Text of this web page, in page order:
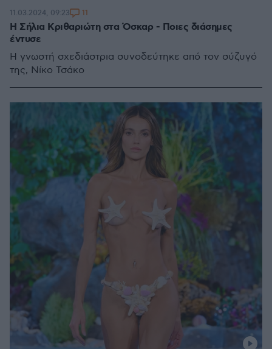
Η Σήλια Κριθαριώτη στα Όσκαρ - Ποιες διάσημες
έντυσε
Η γνωστή σχεδιάστρια συνοδεύτηκε από τον σύζυγό
της, Νίκο Τσάκο
11.03.2024, 09:23 11